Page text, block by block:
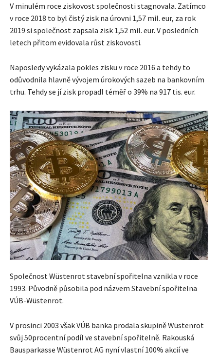
V minulém roce ziskovost společnosti stagnovala. Zatímco
v roce 2018 to byl čistý zisk na úrovni 1,57 mil. eur, za rok
2019 si společnost zapsala zisk 1,52 mil. eur. V posledních
letech přitom evidovala růst ziskovosti.
Naposledy vykázala pokles zisku v roce 2016 a tehdy to
odůvodnila hlavně vývojem úrokových sazeb na bankovním
trhu. Tehdy se jí zisk propadl téměř o 39% na 917 tis. eur.
Společnost Wüstenrot stavební spořitelna vznikla v roce
1993. Původně působila pod názvem Stavební spořitelna
VÚB-Wüstenrot.
V prosinci 2003 však VÚB banka prodala skupině Wüstenrot
svůj 50procentní podíl ve stavební spořitelně. Rakouská
Bausparkasse Wüstenrot AG nyní vlastní 100% akcií ve